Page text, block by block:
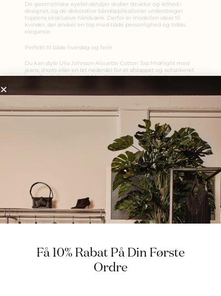
De geometriske eyelet-detaljer skaber struktur og lethed i
designet, og de dekorative båndapplikationer understreger
toppens eksklusive håndværk. Derfor er modellen ideel til
kvinder, der ønsker en top med både personlighed og tidløs
elegance.
Perfekt til både hverdag og ferie
Du kan style Ulla Johnson Alouette Cotton Top Midnight med
jeans, shorts eller en let nederdel for et afslappet og sofistikeret
look. Den luftige bomuldskvalitet gør den særligt velegnet til
Brug den med sandaler til feriegarderoben eller med
skræddersyede bukser for et mere poleret look. Derfor er
toppen en alsidig favorit, som nemt kan bruges sæson efter
Kvalitet: Bomuldsvoile
Pasform: Afslappet pasform
Udskæring: V-hals med bindebånd
Ærmer: Korte puffærmer med justerbare bånd
Lukning: Pullover-model
Detaljer: Geometriske eyelet-detaljer og båndapplikationer
Få 10% Rabat På Din Første
Ordre